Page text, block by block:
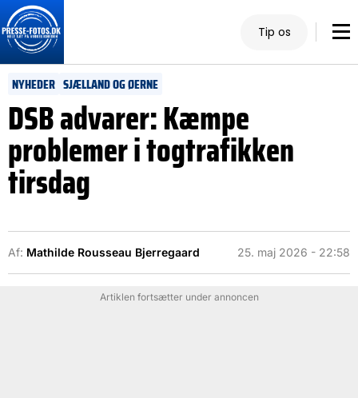
Tip os
NYHEDER SJÆLLAND OG ØERNE
DSB advarer: Kæmpe
problemer i togtrafikken
tirsdag
Af: Mathilde Rousseau Bjerregaard 25. maj 2026 - 22:58
Artiklen fortsætter under annoncen